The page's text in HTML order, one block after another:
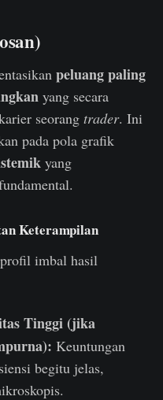
peluang paling
yang secara
seorang trader. Ini
pada pola grafik
yang
Keterampilan
imbal hasil
Tinggi (jika
Keuntungan
begitu jelas,